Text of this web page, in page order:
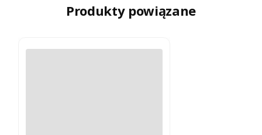
Produkty powiązane